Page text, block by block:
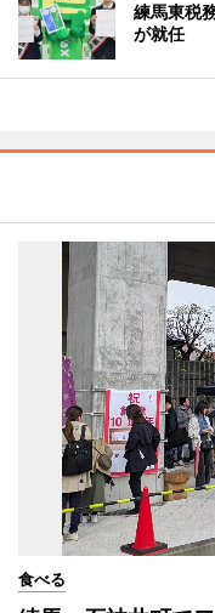
練馬東税
が就任
食べる